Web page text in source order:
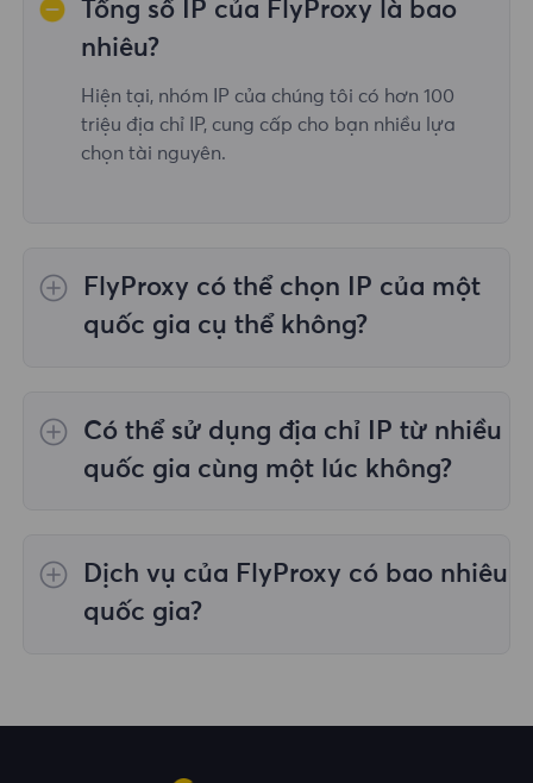
Tổng số IP của FlyProxy là bao
nhiêu?
Hiện tại, nhóm IP của chúng tôi có hơn 100
triệu địa chỉ IP, cung cấp cho bạn nhiều lựa
chọn tài nguyên.
FlyProxy có thể chọn IP của một
quốc gia cụ thể không?
toàn thế giới; Proxy dân cư không giới hạn
không hỗ trợ việc lựa chọn proxy cho các
quốc gia/khu vực được chỉ định;
Proxy dân
thời điểm mua.
Có thể sử dụng địa chỉ IP từ nhiều
quốc gia cùng một lúc không?
những trường hợp bạn cần thực hiện tác vụ
trên nhiều vị trí địa lý.
Dịch vụ của FlyProxy có bao nhiêu
quốc gia?